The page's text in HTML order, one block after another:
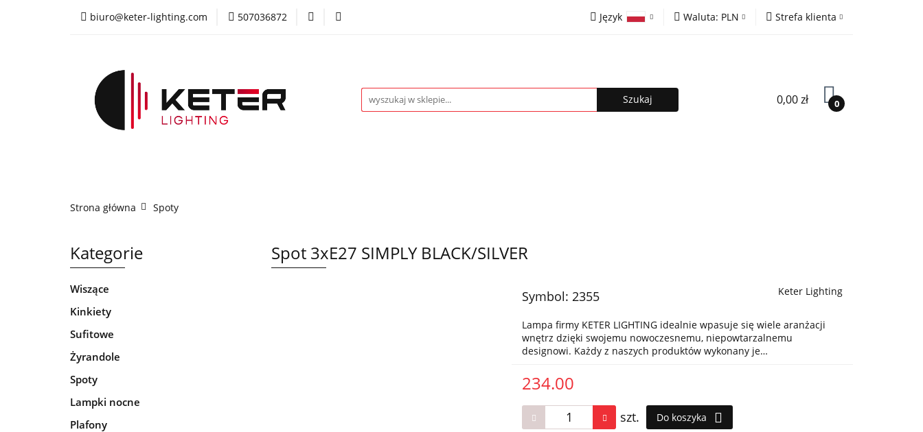
biuro@keter-lighting.com 507036872 Język Waluta: PLN Strefa klienta
Dodaj zgłoszenie
0,00 zł 0
Wiszące Sufitowe Plafony
Strona główna Spoty
Kategorie
Wiszące
Kinkiety
Sufitowe
Żyrandole
Spoty
Lampki nocne
Plafony
Spot 3xE27 SIMPLY BLACK/SILVER
Symbol: 2355 Keter Lighting
Lampa firmy KETER LIGHTING idealnie wpasuje się wiele aranżacji
wnętrz dzięki swojemu nowoczesnemu, niepowtarzalnemu
designowi. Każdy z naszych produktów wykonany je…
234.00
szt. Do koszyka